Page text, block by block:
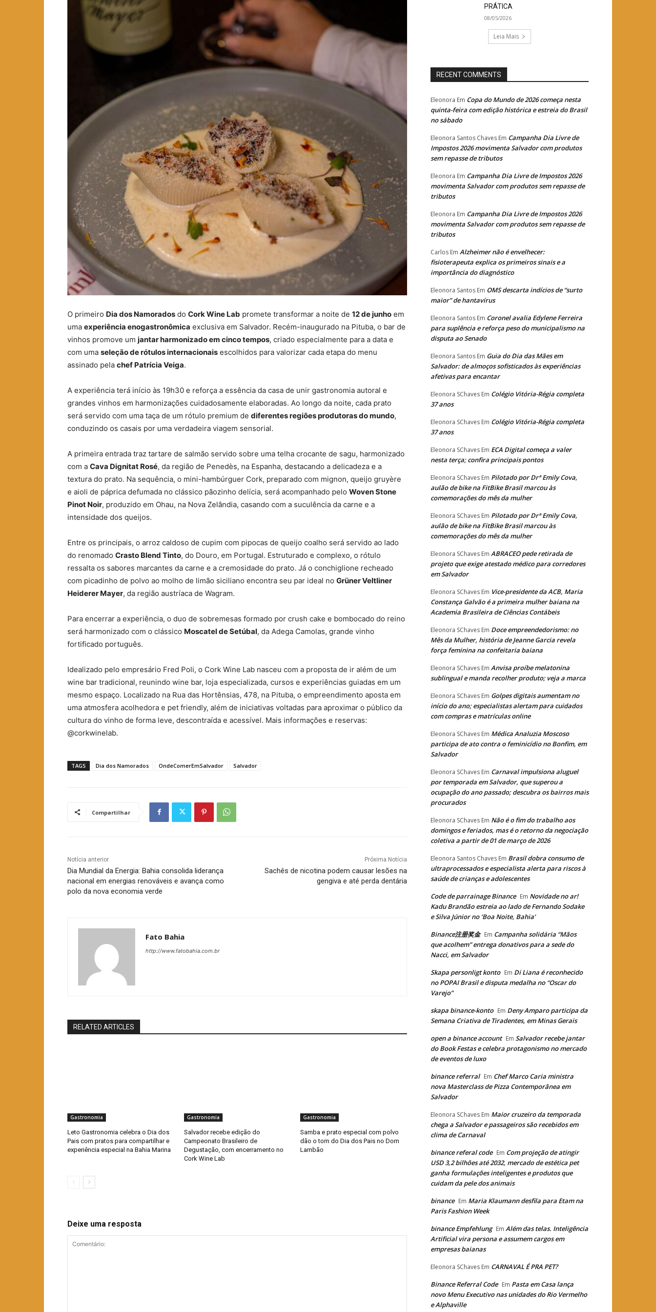
O primeiro Dia dos Namorados do Cork Wine Lab promete transformar a noite de 12 de junho em
uma experiência enogastronômica exclusiva em Salvador. Recém-inaugurado na Pituba, o bar de
vinhos promove um jantar harmonizado em cinco tempos, criado especialmente para a data e
com uma seleção de rótulos internacionais escolhidos para valorizar cada etapa do menu
assinado pela chef Patrícia Veiga.
A experiência terá início às 19h30 e reforça a essência da casa de unir gastronomia autoral e
grandes vinhos em harmonizações cuidadosamente elaboradas. Ao longo da noite, cada prato
será servido com uma taça de um rótulo premium de diferentes regiões produtoras do mundo,
conduzindo os casais por uma verdadeira viagem sensorial.
A primeira entrada traz tartare de salmão servido sobre uma telha crocante de sagu, harmonizado
com a Cava Dignitat Rosé, da região de Penedès, na Espanha, destacando a delicadeza e a
textura do prato. Na sequência, o mini-hambúrguer Cork, preparado com mignon, queijo gruyère
e aioli de páprica defumada no clássico pãozinho delícia, será acompanhado pelo Woven Stone
Pinot Noir, produzido em Ohau, na Nova Zelândia, casando com a suculência da carne e a
intensidade dos queijos.
Entre os principais, o arroz caldoso de cupim com pipocas de queijo coalho será servido ao lado
do renomado Crasto Blend Tinto, do Douro, em Portugal. Estruturado e complexo, o rótulo
ressalta os sabores marcantes da carne e a cremosidade do prato. Já o conchiglione recheado
com picadinho de polvo ao molho de limão siciliano encontra seu par ideal no Grüner Veltliner
Heiderer Mayer, da região austríaca de Wagram.
Para encerrar a experiência, o duo de sobremesas formado por crush cake e bombocado do reino
será harmonizado com o clássico Moscatel de Setúbal, da Adega Camolas, grande vinho
fortificado português.
Idealizado pelo empresário Fred Poli, o Cork Wine Lab nasceu com a proposta de ir além de um
wine bar tradicional, reunindo wine bar, loja especializada, cursos e experiências guiadas em um
mesmo espaço. Localizado na Rua das Hortênsias, 478, na Pituba, o empreendimento aposta em
uma atmosfera acolhedora e pet friendly, além de iniciativas voltadas para aproximar o público da
cultura do vinho de forma leve, descontraída e acessível. Mais informações e reservas:
@corkwinelab.
TAGS Dia dos Namorados OndeComerEmSalvador Salvador
Compartilhar
Notícia anterior
Dia Mundial da Energia: Bahia consolida liderança
nacional em energias renováveis e avança como
polo da nova economia verde
Próxima Notícia
Sachês de nicotina podem causar lesões na
gengiva e até perda dentária
Fato Bahia
http://www.fatobahia.com.br
RELATED ARTICLES
Gastronomia
Leto Gastronomia celebra o Dia dos
Pais com pratos para compartilhar e
experiência especial na Bahia Marina
Gastronomia
Salvador recebe edição do
Campeonato Brasileiro de
Degustação, com encerramento no
Cork Wine Lab
Gastronomia
Samba e prato especial com polvo
dão o tom do Dia dos Pais no Dom
Lambão
Deixe uma resposta
PRÁTICA
08/05/2026
Leia Mais
RECENT COMMENTS
Eleonora Em Copa do Mundo de 2026 começa nesta
quinta-feira com edição histórica e estreia do Brasil
no sábado
Eleonora Santos Chaves Em Campanha Dia Livre de
Impostos 2026 movimenta Salvador com produtos
sem repasse de tributos
Eleonora Em Campanha Dia Livre de Impostos 2026
movimenta Salvador com produtos sem repasse de
tributos
Eleonora Em Campanha Dia Livre de Impostos 2026
movimenta Salvador com produtos sem repasse de
tributos
Carlos Em Alzheimer não é envelhecer:
fisioterapeuta explica os primeiros sinais e a
importância do diagnóstico
Eleonora Santos Em OMS descarta indícios de “surto
maior” de hantavírus
Eleonora Santos Em Coronel avalia Edylene Ferreira
para suplência e reforça peso do municipalismo na
disputa ao Senado
Eleonora Santos Em Guia do Dia das Mães em
Salvador: de almoços sofisticados às experiências
afetivas para encantar
Eleonora SChaves Em Colégio Vitória-Régia completa
37 anos
Eleonora SChaves Em Colégio Vitória-Régia completa
37 anos
Eleonora SChaves Em ECA Digital começa a valer
nesta terça; confira principais pontos
Eleonora SChaves Em Pilotado por Drª Emily Cova,
aulão de bike na FitBike Brasil marcou às
comemorações do mês da mulher
Eleonora SChaves Em Pilotado por Drª Emily Cova,
aulão de bike na FitBike Brasil marcou às
comemorações do mês da mulher
Eleonora SChaves Em ABRACEO pede retirada de
projeto que exige atestado médico para corredores
em Salvador
Eleonora SChaves Em Vice-presidente da ACB, Maria
Constança Galvão é a primeira mulher baiana na
Academia Brasileira de Ciências Contábeis
Eleonora SChaves Em Doce empreendedorismo: no
Mês da Mulher, história de Jeanne Garcia revela
força feminina na confeitaria baiana
Eleonora SChaves Em Anvisa proíbe melatonina
sublingual e manda recolher produto; veja a marca
Eleonora SChaves Em Golpes digitais aumentam no
início do ano; especialistas alertam para cuidados
com compras e matrículas online
Eleonora SChaves Em Médica Analuzia Moscoso
participa de ato contra o feminicídio no Bonfim, em
Salvador
Eleonora SChaves Em Carnaval impulsiona aluguel
por temporada em Salvador, que superou a
ocupação do ano passado; descubra os bairros mais
procurados
Eleonora SChaves Em Não é o fim do trabalho aos
domingos e feriados, mas é o retorno da negociação
coletiva a partir de 01 de março de 2026
Eleonora Santos Chaves Em Brasil dobra consumo de
ultraprocessados e especialista alerta para riscos à
saúde de crianças e adolescentes
Code de parrainage Binance Em Novidade no ar!
Kadu Brandão estreia ao lado de Fernando Sodake
e Silva Júnior no ‘Boa Noite, Bahia’
Binance注册奖金 Em Campanha solidária “Mãos
que acolhem” entrega donativos para a sede do
Nacci, em Salvador
Skapa personligt konto Em Di Liana é reconhecido
no POPAI Brasil e disputa medalha no “Oscar do
Varejo”
skapa binance-konto Em Deny Amparo participa da
Semana Criativa de Tiradentes, em Minas Gerais
open a binance account Em Salvador recebe jantar
do Book Festas e celebra protagonismo no mercado
de eventos de luxo
binance referral Em Chef Marco Caria ministra
nova Masterclass de Pizza Contemporânea em
Salvador
Eleonora SChaves Em Maior cruzeiro da temporada
chega a Salvador e passageiros são recebidos em
clima de Carnaval
binance referal code Em Com projeção de atingir
USD 3,2 bilhões até 2032, mercado de estética pet
ganha formulações inteligentes e produtos que
cuidam da pele dos animais
binance Em Maria Klaumann desfila para Etam na
Paris Fashion Week
binance Empfehlung Em Além das telas. Inteligência
Artificial vira persona e assumem cargos em
empresas baianas
Eleonora SChaves Em CARNAVAL É PRA PET?
Binance Referral Code Em Pasta em Casa lança
novo Menu Executivo nas unidades do Rio Vermelho
e Alphaville